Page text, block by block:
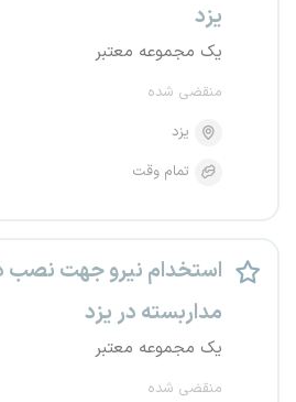
یزد
یک مجموعه معتبر
منقضی شده
یزد
تمام وقت
استخدام نیرو جهت نصب
مداربسته در یزد
یک مجموعه معتبر
منقضی شده